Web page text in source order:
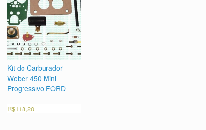
Kit do Carburador
Weber 450 Mini
Progressivo FORD
R$118,20